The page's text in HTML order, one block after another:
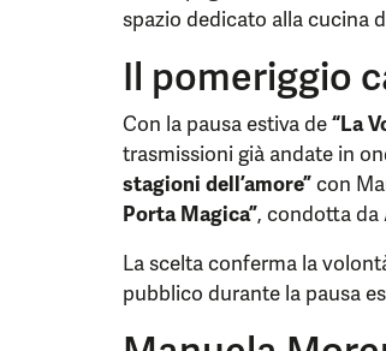
spazio dedicato alla cucina
Il pomeriggio
Con la pausa estiva de“La
trasmissioni già andate in
stagioni dell’amore”con
Porta Magica”, condotta da
La scelta conferma la
pubblico durante la pausa